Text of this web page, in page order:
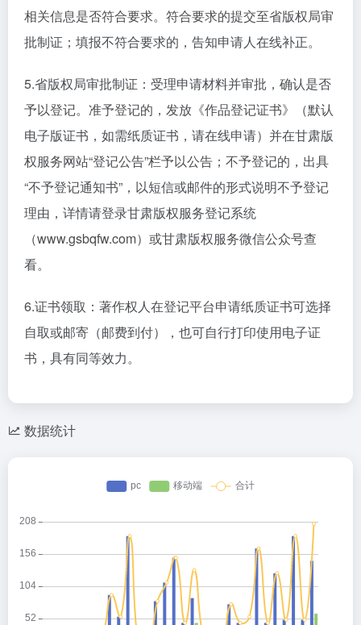
相关信息是否符合要求。符合要求的提交至省版权局审
批制证；填报不符合要求的，告知申请人在线补正。
5.省版权局审批制证：受理申请材料并审批，确认是否
予以登记。准予登记的，发放《作品登记证书》（默认
电子版证书，如需纸质证书，请在线申请）并在甘肃版
权服务网站“登记公告”栏予以公告；不予登记的，出具
“不予登记通知书”，以短信或邮件的形式说明不予登记
理由，详情请登录甘肃版权服务登记系统
（www.gsbqfw.com）或甘肃版权服务微信公众号查
看。
6.证书领取：著作权人在登记平台申请纸质证书可选择
自取或邮寄（邮费到付），也可自行打印使用电子证
书，具有同等效力。
数据统计